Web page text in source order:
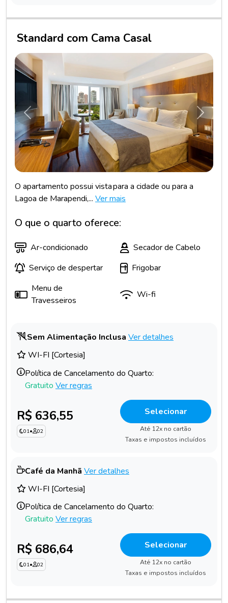
Standard com Cama Casal
Anterior
O apartamento possui vista para a cidade ou para a
Lagoa de Marapendi,... Ver mais
O que o quarto oferece:
Ar-condicionado
Secador de Cabelo
Serviço de despertar
Frigobar
Menu de
Travesseiros
Wi-fi
Sem Alimentação Inclusa Ver detalhes
WI-FI [Cortesia]
Política de Cancelamento do Quarto:
Gratuito Ver regras
R$ 636,55
01• 02
Selecionar
Até 12x no cartão
Taxas e impostos incluídos
Café da Manhã Ver detalhes
WI-FI [Cortesia]
Política de Cancelamento do Quarto:
Gratuito Ver regras
R$ 686,64
01• 02
Selecionar
Até 12x no cartão
Taxas e impostos incluídos